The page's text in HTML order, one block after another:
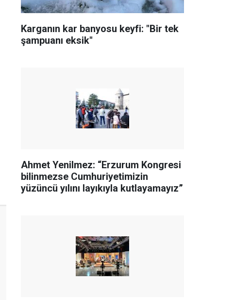
Karganın kar banyosu keyfi: "Bir tek
şampuanı eksik"
Ahmet Yenilmez: “Erzurum Kongresi
bilinmezse Cumhuriyetimizin
yüzüncü yılını layıkıyla kutlayamayız”